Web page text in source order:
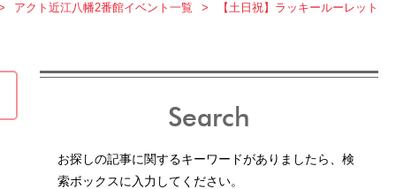
アクト近江八幡2番館イベント一覧 【土日祝】ラッキールーレット
Search
お探しの記事に関するキーワードがありましたら、検
索ボックスに入力してください。